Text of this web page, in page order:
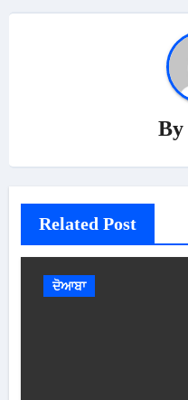
By
Related Post
ਦੋਆਬਾ